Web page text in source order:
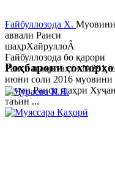
Ғайбуллозода Х. Муовини
аввали Раиси
шаҳрХайруллоÂ
Ғайбуллозода бо қарори
Раиси шаҳр таҳти №281
июни соли 2016 муовини
якуми Раиси шаҳри
таъин ...
Роҳбарони сохторҳо